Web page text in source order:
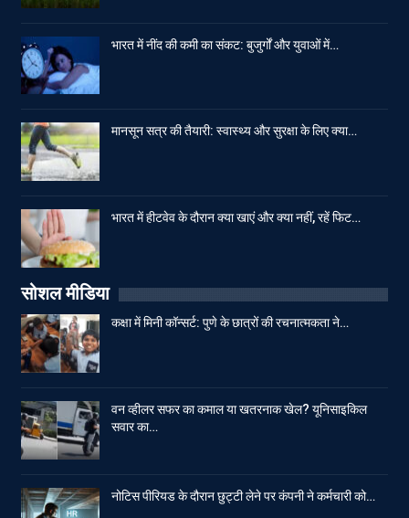
भारत में नींद की कमी का संकट: बुजुर्गों और युवाओं में…
मानसून सत्र की तैयारी: स्वास्थ्य और सुरक्षा के लिए क्या…
भारत में हीटवेव के दौरान क्या खाएं और क्या नहीं, रहें फिट…
सोशल मीडिया
कक्षा में मिनी कॉन्सर्ट: पुणे के छात्रों की रचनात्मकता ने…
वन व्हीलर सफर का कमाल या खतरनाक खेल? यूनिसाइकिल
सवार का…
नोटिस पीरियड के दौरान छुट्टी लेने पर कंपनी ने कर्मचारी को…